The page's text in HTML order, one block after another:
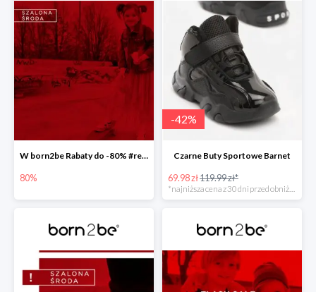
W born2be Rabaty do -80% #readyforsummer
80%
-42%
Czarne Buty Sportowe Barnet
69.98 zł119.99 zł*
*najniższa cena z 30 dni przed obniżką